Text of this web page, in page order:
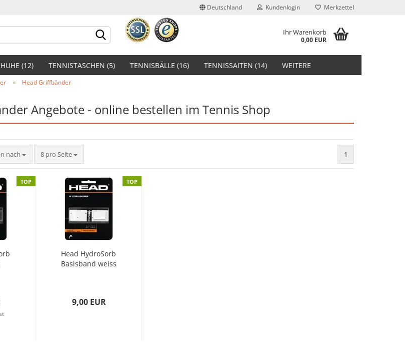
Deutschland
Lieferland
Kundenlogin Merkzettel
Ihr Warenkorb
0,00 EUR
(12) TENNISTASCHEN (5) TENNISBÄLLE (16) TENNISSAITEN (14) WEITERE
» Head Griffbänder
Angebote - online bestellen im Tennis Shop
nach 8 pro Seite 1
TOP TOP
Head HydroSorb
Basisband weiss
9,00 EUR